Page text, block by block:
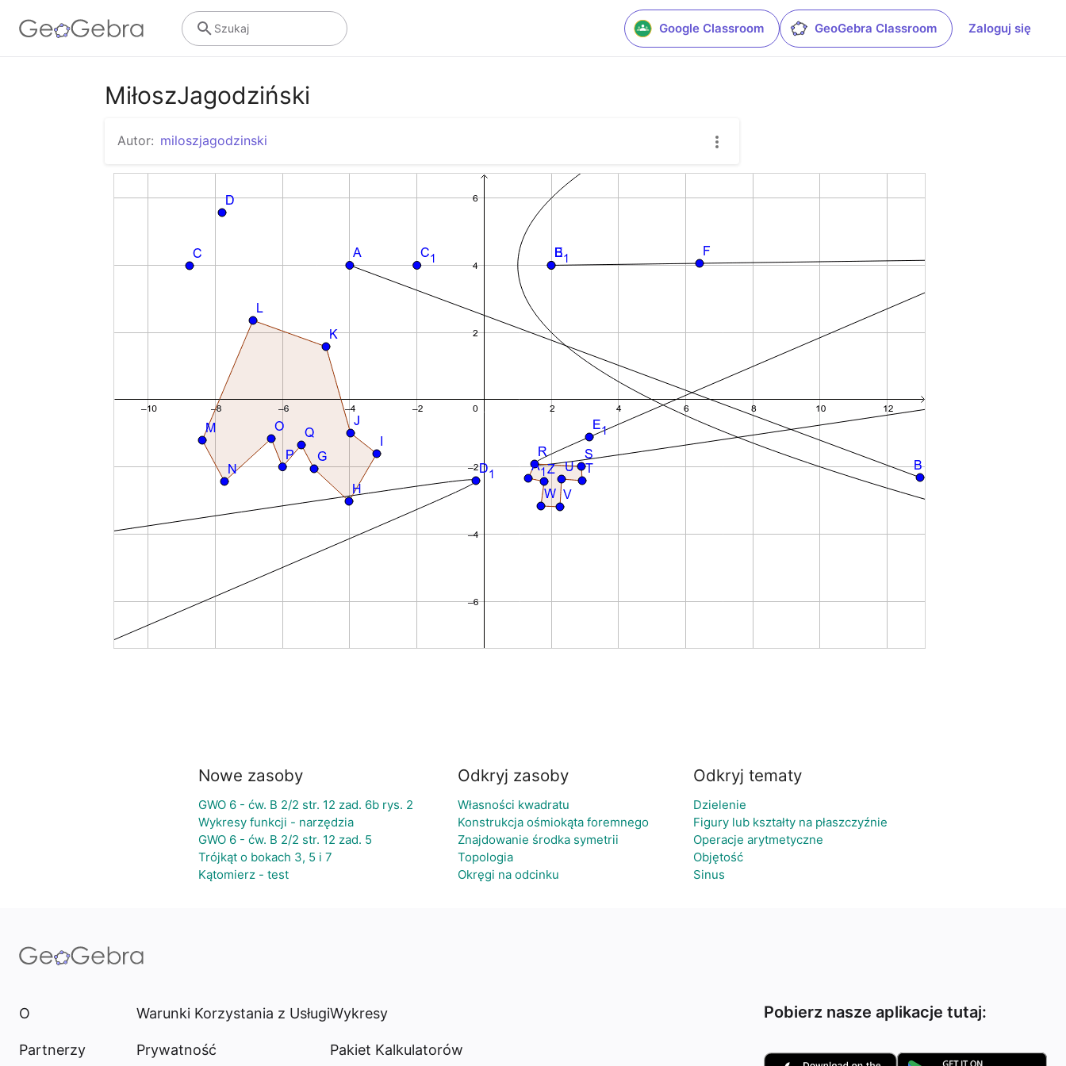
Google Classroom GeoGebra Classroom Zaloguj się
Szukaj
MiłoszJagodziński
Autor: miloszjagodzinski
Nowe zasoby
GWO 6 - ćw. B 2/2 str. 12 zad. 6b rys. 2
Wykresy funkcji - narzędzia
GWO 6 - ćw. B 2/2 str. 12 zad. 5
Trójkąt o bokach 3, 5 i 7
Kątomierz - test
Odkryj zasoby
Własności kwadratu
Konstrukcja ośmiokąta foremnego
Znajdowanie środka symetrii
Topologia
Okręgi na odcinku
Odkryj tematy
Dzielenie
Figury lub kształty na płaszczyźnie
Operacje arytmetyczne
Objętość
Sinus
O
Partnerzy
Warunki Korzystania z Usługi
Prywatność
Wykresy
Pakiet Kalkulatorów
Pobierz nasze aplikacje tutaj: